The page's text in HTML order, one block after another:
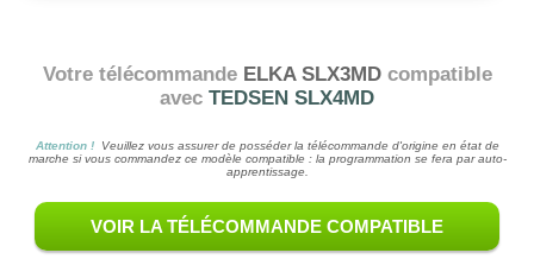
Votre télécommande ELKA SLX3MDcompatible
avec TEDSEN SLX4MD
Attention !Veuillez vous assurer de posséder la télécommande d'origine en état de
marche si vous commandez ce modèle compatible : la programmation se fera par auto-
apprentissage.
VOIR LA TÉLÉCOMMANDE COMPATIBLE